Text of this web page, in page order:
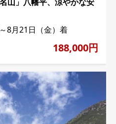
8月21日（金）着
188,000円